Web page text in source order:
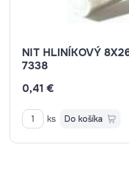
NIT HLINÍKOVÝ
7338
0,41 €
ks Do košíka